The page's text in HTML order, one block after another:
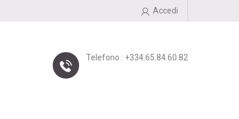
Accedi
Telefono : +334.65.84.60.82